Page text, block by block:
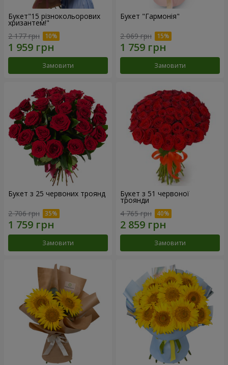
Букет"15 різнокольорових
хризантем!"
2 177 грн
Замовити
Букет "Гармонія"
2 069 грн
Замовити
Букет з 25 червоних троянд
2 706 грн
Замовити
Букет з 51 червоної
троянди
4 765 грн
Замовити